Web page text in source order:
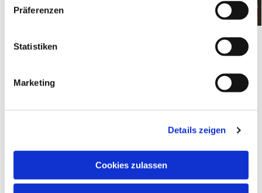
Präferenzen
Statistiken
Marketing
Details zeigen
Cookies zulassen